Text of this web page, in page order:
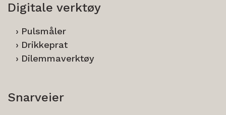
Digitale verktøy
Pulsmåler
Drikkeprat
Dilemmaverktøy
Snarveier